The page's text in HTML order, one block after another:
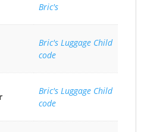
Bric's
Bric's Luggage Child
code
Bric's Luggage Child
code